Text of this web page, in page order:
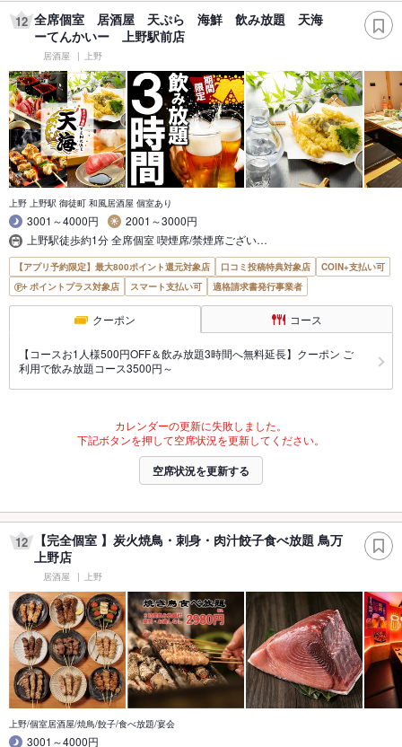
12 全席個室 居酒屋 天ぷら 海鮮 飲み放題 天海
ーてんかいー 上野駅前店
居酒屋 上野
上野 上野駅 御徒町 和風居酒屋 個室あり
3001～4000円
2001～3000円
上野駅徒歩約1分 全席個室 喫煙席/禁煙席ござい…
【アプリ予約限定】最大800ポイント還元対象店 口コミ投稿特典対象店
COIN+支払い可
ポイントプラス対象店
スマート支払い可 適格請求書発行事業者
クーポン コース
【コースお1人様500円OFF＆飲み放題3時間へ無料延長】クーポン ご
利用で飲み放題コース3500円～
カレンダーの更新に失敗しました。
下記ボタンを押して空席状況を更新してください。
空席状況を更新する
12
【完全個室 】炭火焼鳥・刺身・肉汁餃子食べ放題 鳥万
上野店
居酒屋 上野
上野/個室居酒屋/焼鳥/餃子/食べ放題/宴会
3001～4000円